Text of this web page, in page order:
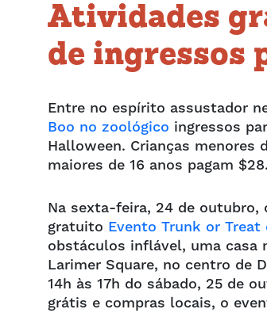
Atividades
de ingressos
Entre no espírito assustador
Boo no zoológico ingressos
Halloween. Crianças menores
maiores de 16 anos pagam $28.
Na sexta-feira, 24 de outubro,
gratuito Evento Trunk or Treat
obstáculos inflável, uma casa
Larimer Square, no centro de
14h às 17h do sábado, 25 de
grátis e compras locais, o